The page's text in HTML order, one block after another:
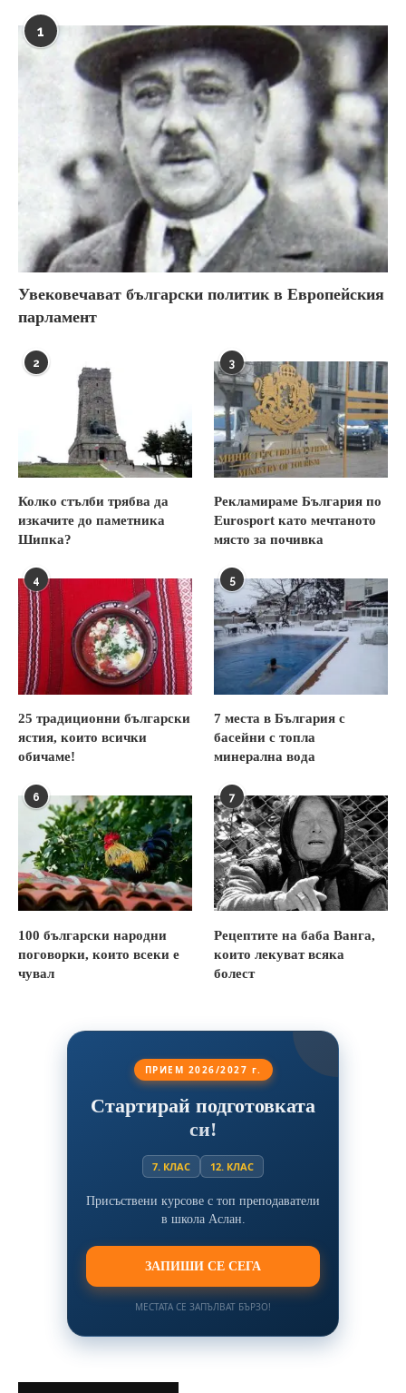
1
Увековечават български политик в Европейския
парламент
2
Колко стълби трябва да
изкачите до паметника
Шипка?
3
Рекламираме България по
Eurosport като мечтаното
място за почивка
4
25 традиционни български
ястия, които всички
обичаме!
5
7 места в България с
басейни с топла
минерална вода
6
100 български народни
поговорки, които всеки е
чувал
7
Рецептите на баба Ванга,
които лекуват всяка
болест
ПРИЕМ 2026/2027 г.
Стартирай подготовката
си!
7. КЛАС 12. КЛАС
Присъствени курсове с топ преподаватели
в школа Аслан.
ЗАПИШИ СЕ СЕГА
МЕСТАТА СЕ ЗАПЪЛВАТ БЪРЗО!